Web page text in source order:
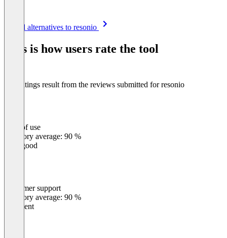
See all alternatives to resonio
This is how users rate the tool
The ratings result from the reviews submitted for resonio
Ease of use
Category average: 90 %
Very good
Customer support
Category average: 90 %
Excellent